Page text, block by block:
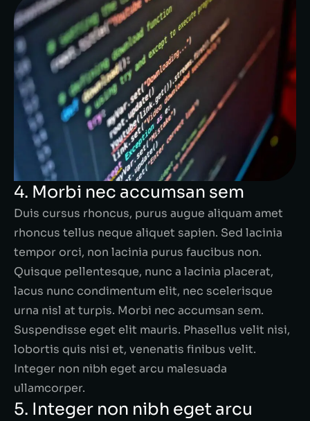
4. Morbi nec accumsan sem
Duis cursus rhoncus, purus augue aliquam amet
rhoncus tellus neque aliquet sapien. Sed lacinia
tempor orci, non lacinia purus faucibus non.
Quisque pellentesque, nunc a lacinia placerat,
lacus nunc condimentum elit, nec scelerisque
urna nisl at turpis. Morbi nec accumsan sem.
Suspendisse eget elit mauris. Phasellus velit nisi,
lobortis quis nisi et, venenatis finibus velit.
Integer non nibh eget arcu malesuada
ullamcorper.
5. Integer non nibh eget arcu